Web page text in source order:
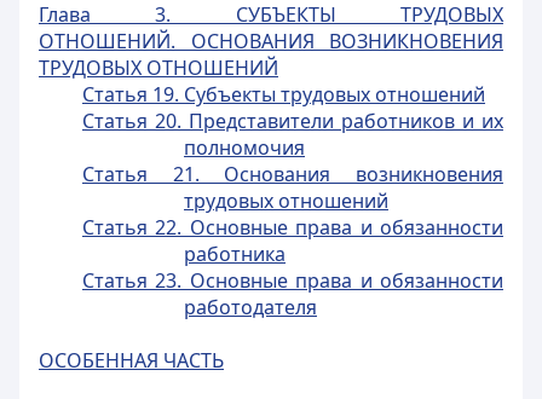
Глава 3. СУБЪЕКТЫ ТРУДОВЫХ
ОТНОШЕНИЙ. ОСНОВАНИЯ ВОЗНИКНОВЕНИЯ
ТРУДОВЫХ ОТНОШЕНИЙ
Статья 19. Субъекты трудовых отношений
Статья 20. Представители работников и их
полномочия
Статья 21. Основания возникновения
трудовых отношений
Статья 22. Основные права и обязанности
работника
Статья 23. Основные права и обязанности
работодателя
ОСОБЕННАЯ ЧАСТЬ